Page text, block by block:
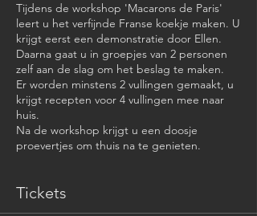
Tijdens de workshop 'Macarons de Paris'
leert u het verfijnde Franse koekje maken. U
krijgt eerst een demonstratie door Ellen.
Daarna gaat u in groepjes van 2 personen
zelf aan de slag om het beslag te maken.
Er worden minstens 2 vullingen gemaakt, u
krijgt recepten voor 4 vullingen mee naar
huis.
Na de workshop krijgt u een doosje
proevertjes om thuis na te genieten.
Tickets